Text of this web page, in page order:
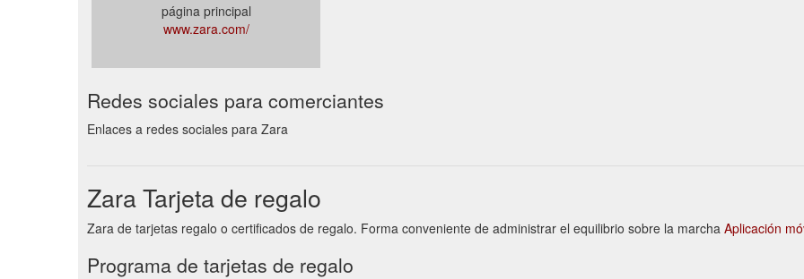
página principal
www.zara.com/
Redes sociales para comerciantes
Enlaces a redes sociales para Zara
Zara Tarjeta de regalo
Zara de tarjetas regalo o certificados de regalo. Forma conveniente de administrar el equilibrio sobre la marcha Aplicación
Programa de tarjetas de regalo